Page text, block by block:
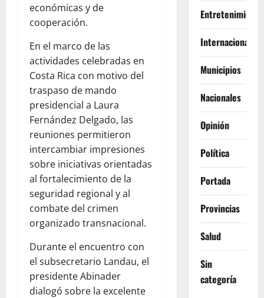
económicas y de
cooperación.
En el marco de las
actividades celebradas en
Costa Rica con motivo del
traspaso de mando
presidencial a Laura
Fernández Delgado, las
reuniones permitieron
intercambiar impresiones
sobre iniciativas orientadas
al fortalecimiento de la
seguridad regional y al
combate del crimen
organizado transnacional.
Durante el encuentro con
el subsecretario Landau, el
presidente Abinader
dialogó sobre la excelente
Entretenimiento
Internacionales
Municipios
Nacionales
Opinión
Política
Portada
Provincias
Salud
Sin
categoría